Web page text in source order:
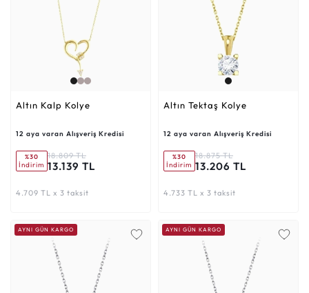
Altın Kalp Kolye
12 aya varan Alışveriş Kredisi
%30
İndirim
18.809 TL
13.139 TL
4.709 TL x 3 taksit
Altın Tektaş Kolye
12 aya varan Alışveriş Kredisi
%30
İndirim
18.875 TL
13.206 TL
4.733 TL x 3 taksit
AYNI GÜN KARGO AYNI GÜN KARGO